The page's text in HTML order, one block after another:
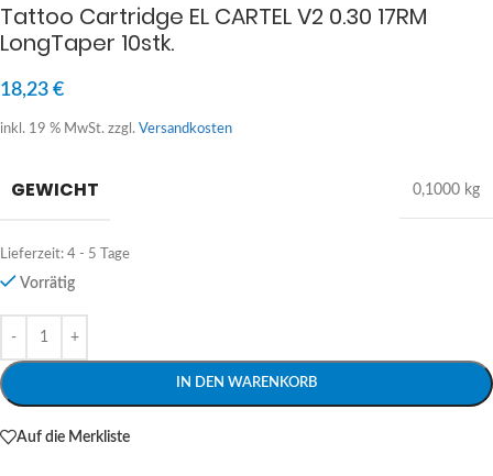
Tattoo Cartridge EL CARTEL V2 0.30 17RM
LongTaper 10stk.
18,23 €
inkl. 19 % MwSt. zzgl. Versandkosten
GEWICHT 0,1000 kg
Lieferzeit: 4 - 5 Tage
Vorrätig
IN DEN WARENKORB
Alternative:
Auf die Merkliste